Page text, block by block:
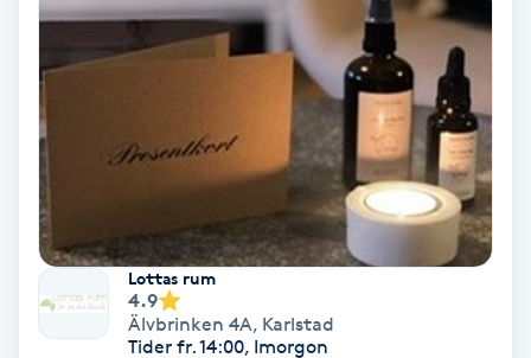
IPL hårborttagning
Japansk massageLottas rum
4.9
Älvbrinken 4A, Karlstad
Tider fr. 14:00, Imorgon